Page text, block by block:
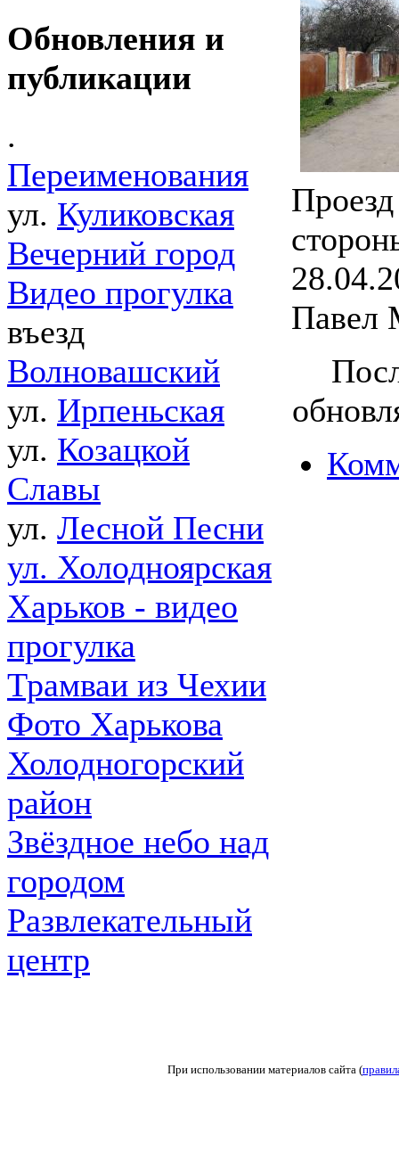
Обновления и
публикации
.
Переименования
ул. Куликовская
Вечерний город
Видео прогулка
въезд
Волновашский
ул. Ирпеньская
ул. Козацкой
Славы
ул. Лесной Песни
ул. Холодноярская
Харьков - видео
прогулка
Трамваи из Чехии
Фото Харькова
Холодногорский
район
Звёздное небо над
городом
Развлекательный
центр
Павел
При использовании материалов сайта (